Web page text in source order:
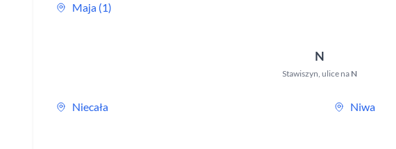
Maja (1)
N
Stawiszyn,ulice na N
Niecała Niwa